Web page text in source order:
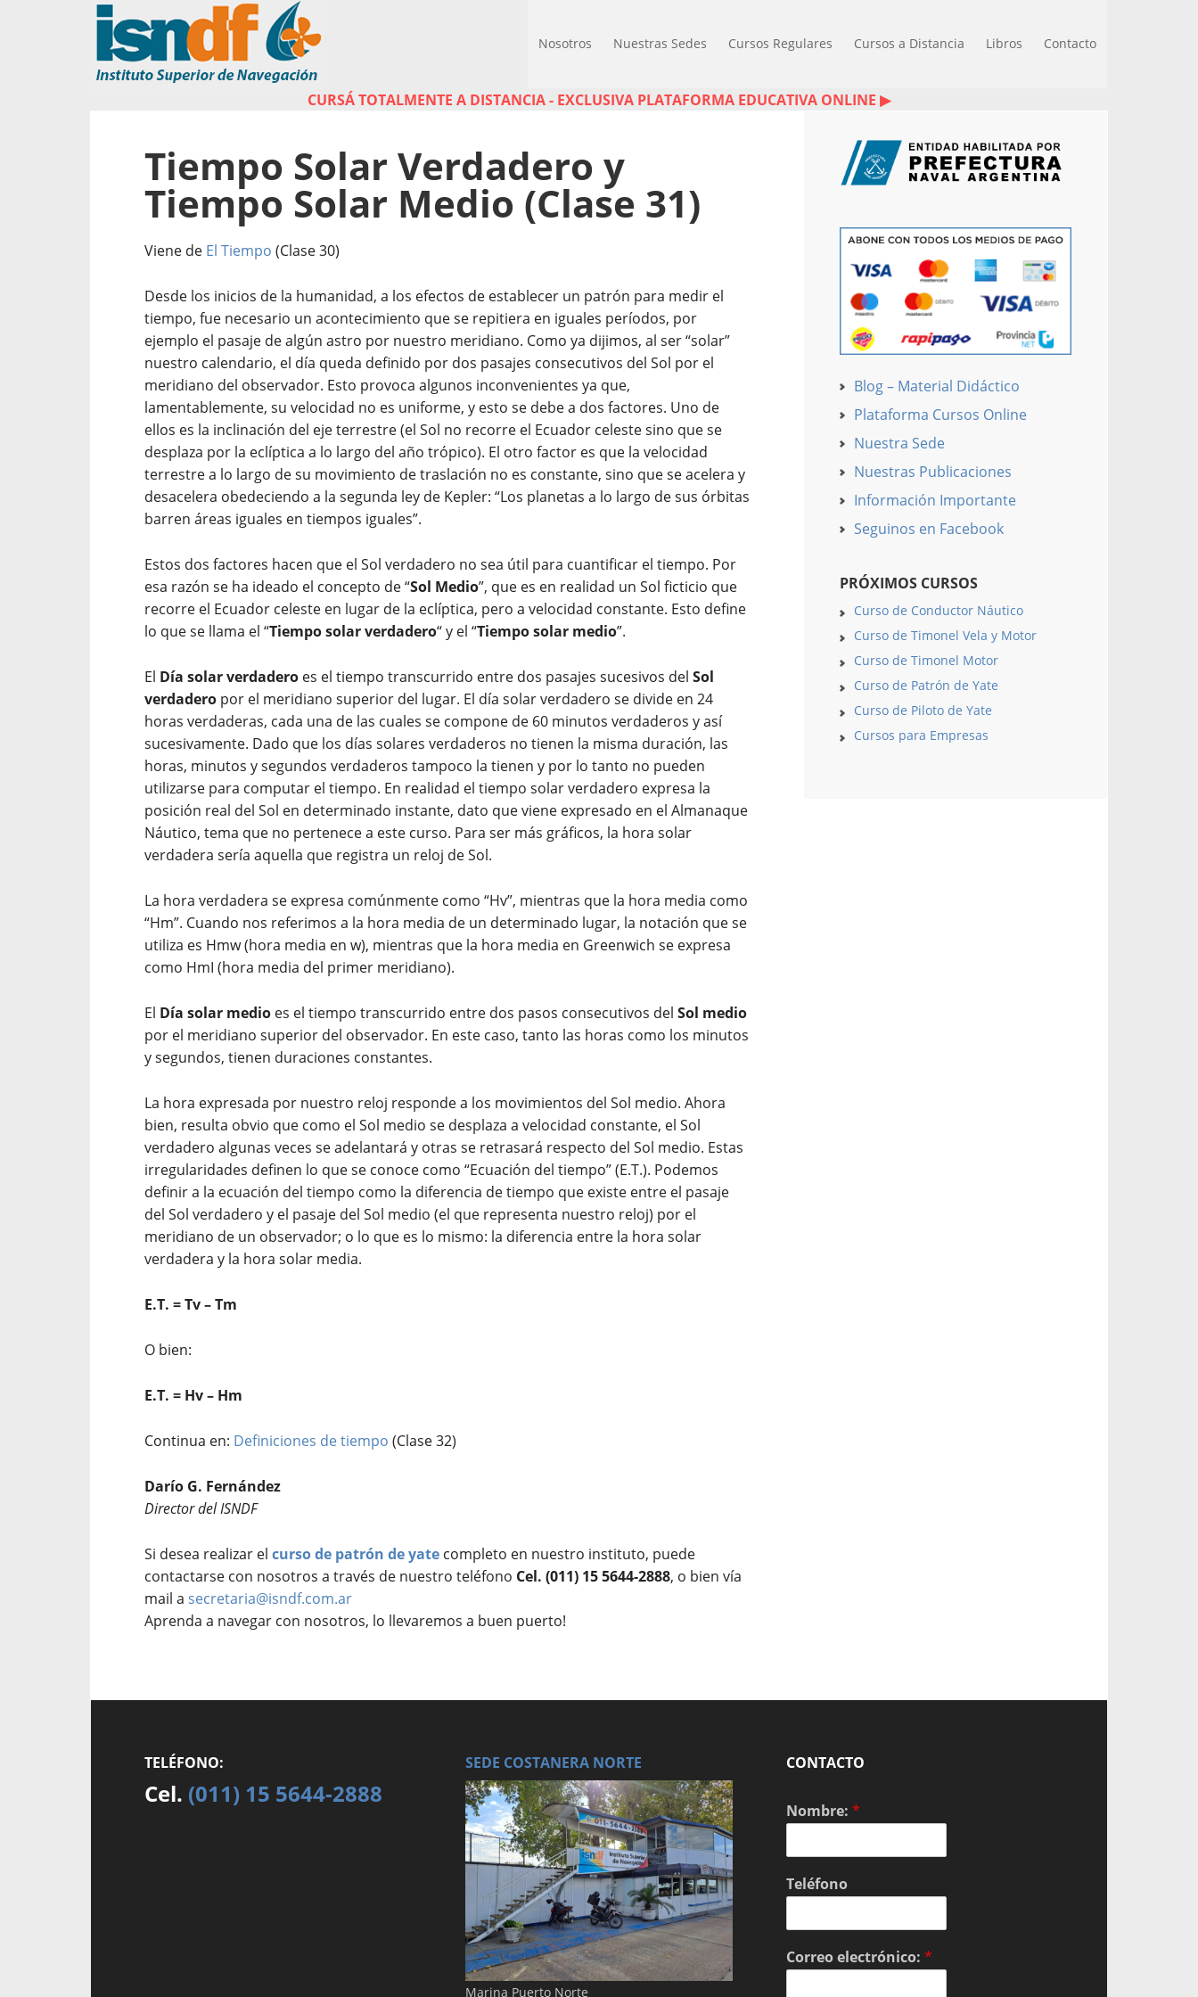
Nosotros Nuestras Sedes Cursos Regulares Cursos a Distancia Libros Contacto
CURSÁ TOTALMENTE A DISTANCIA - EXCLUSIVA PLATAFORMA EDUCATIVA ONLINE ▶
Tiempo Solar Verdadero y
Tiempo Solar Medio (Clase 31)
Viene de El Tiempo (Clase 30)
Desde los inicios de la humanidad, a los efectos de establecer un patrón para medir el
tiempo, fue necesario un acontecimiento que se repitiera en iguales períodos, por
ejemplo el pasaje de algún astro por nuestro meridiano. Como ya dijimos, al ser “solar”
nuestro calendario, el día queda definido por dos pasajes consecutivos del Sol por el
meridiano del observador. Esto provoca algunos inconvenientes ya que,
lamentablemente, su velocidad no es uniforme, y esto se debe a dos factores. Uno de
ellos es la inclinación del eje terrestre (el Sol no recorre el Ecuador celeste sino que se
desplaza por la eclíptica a lo largo del año trópico). El otro factor es que la velocidad
terrestre a lo largo de su movimiento de traslación no es constante, sino que se acelera y
desacelera obedeciendo a la segunda ley de Kepler: “Los planetas a lo largo de sus órbitas
barren áreas iguales en tiempos iguales”.
Estos dos factores hacen que el Sol verdadero no sea útil para cuantificar el tiempo. Por
esa razón se ha ideado el concepto de “Sol Medio”, que es en realidad un Sol ficticio que
recorre el Ecuador celeste en lugar de la eclíptica, pero a velocidad constante. Esto define
lo que se llama el “Tiempo solar verdadero“ y el “Tiempo solar medio”.
El Día solar verdadero es el tiempo transcurrido entre dos pasajes sucesivos del Sol
verdadero por el meridiano superior del lugar. El día solar verdadero se divide en 24
horas verdaderas, cada una de las cuales se compone de 60 minutos verdaderos y así
sucesivamente. Dado que los días solares verdaderos no tienen la misma duración, las
horas, minutos y segundos verdaderos tampoco la tienen y por lo tanto no pueden
utilizarse para computar el tiempo. En realidad el tiempo solar verdadero expresa la
posición real del Sol en determinado instante, dato que viene expresado en el Almanaque
Náutico, tema que no pertenece a este curso. Para ser más gráficos, la hora solar
verdadera sería aquella que registra un reloj de Sol.
La hora verdadera se expresa comúnmente como “Hv”, mientras que la hora media como
“Hm”. Cuando nos referimos a la hora media de un determinado lugar, la notación que se
utiliza es Hmw(hora media en w), mientras que la hora media en Greenwich se expresa
como HmI (hora media del primer meridiano).
El Día solar medio es el tiempo transcurrido entre dos pasos consecutivos del Sol medio
por el meridiano superior del observador. En este caso, tanto las horas como los minutos
y segundos, tienen duraciones constantes.
La hora expresada por nuestro reloj responde a los movimientos del Sol medio. Ahora
bien, resulta obvio que como el Sol medio se desplaza a velocidad constante, el Sol
verdadero algunas veces se adelantará y otras se retrasará respecto del Sol medio. Estas
irregularidades definen lo que se conoce como “Ecuación del tiempo” (E.T.). Podemos
definir a la ecuación del tiempo como la diferencia de tiempo que existe entre el pasaje
del Sol verdadero y el pasaje del Sol medio (el que representa nuestro reloj) por el
meridiano de un observador; o lo que es lo mismo: la diferencia entre la hora solar
verdadera y la hora solar media.
E.T. = Tv – Tm
O bien:
E.T. = Hv – Hm
Continua en: Definiciones de tiempo (Clase 32)
Darío G. Fernández
Director del ISNDF
Si desea realizar el curso de patrón de yate completo en nuestro instituto, puede
contactarse con nosotros a través de nuestro teléfono Cel. (011) 15 5644-2888, o bien vía
mail a secretaria@isndf.com.ar
Aprenda a navegar con nosotros, lo llevaremos a buen puerto!
Blog – Material Didáctico
Plataforma Cursos Online
Nuestra Sede
Nuestras Publicaciones
Información Importante
Seguinos en Facebook
PRÓXIMOS CURSOS
Curso de Conductor Náutico
Curso de Timonel Vela y Motor
Curso de Timonel Motor
Curso de Patrón de Yate
Curso de Piloto de Yate
Cursos para Empresas
TELÉFONO:
Cel. (011) 15 5644-2888
SEDE COSTANERA NORTE
Marina Puerto Norte
CONTACTO
Nombre:*
Teléfono
Correo electrónico:*